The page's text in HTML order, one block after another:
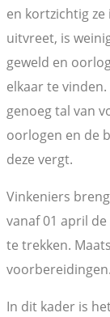
en kortzichtig
uitvreet, is
geweld en
elkaar te
genoeg tal van
oorlogen en de
deze vergt.
Vinkeniers
vanaf 01 april
te trekken.
voorbereidingen.
In dit kader is